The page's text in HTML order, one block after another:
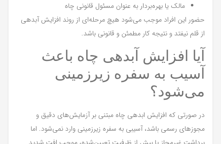
مالک یا بهره‌بردار به عنوان مسئول قانونی چاه
حضور این افراد موجب می‌شود هیچ مرحله‌ای از روند افزایش آبدهی
از قلم نیفتد و نتیجه کار مطمئن و قانونی باشد.
آیا افزایش آبدهی چاه باعث
آسیب به سفره زیرزمینی
می‌شود؟
در صورتی که افزایش ابدهی چاه مبتنی بر آزمایش‌های دقیق و
مجوزهای رسمی باشد، آسیبی به سفره زیرزمینی وارد نمی‌شود. اما